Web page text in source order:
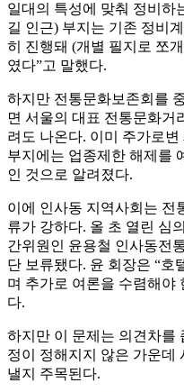
일대의 특성에 맞춰 정비하
길 인근) 부지는 기존 정비
히 진행돼 (개별 필지로 쪼
였다”고 말했다.
하지만 전통문화보존회를
면 서울의 대표 전통문화거
려도 나온다. 이미 주가로
부지에는 업종제한 해제를
인 것으로 알려졌다.
이에 인사동 지역사회는 전
류가 강하다. 올 초 열린 심
간위원인 윤용철 인사동전
단 보류됐다. 윤 회장은 “호
며 추가로 여론을 수렴해야
다.
하지만 이 문제는 의견차를
정이 정해지지 않은 가운데
낼지 주목된다.